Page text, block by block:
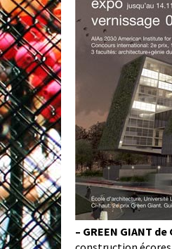
– GREEN GIANT